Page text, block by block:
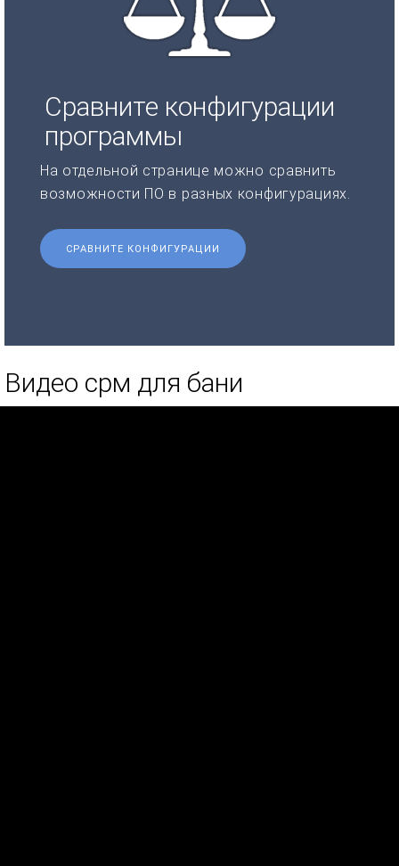
Сравните конфигурации
программы
На отдельной странице можно сравнить
возможности ПО в разных конфигурациях.
СРАВНИТЕ КОНФИГУРАЦИИ
Видео срм для бани